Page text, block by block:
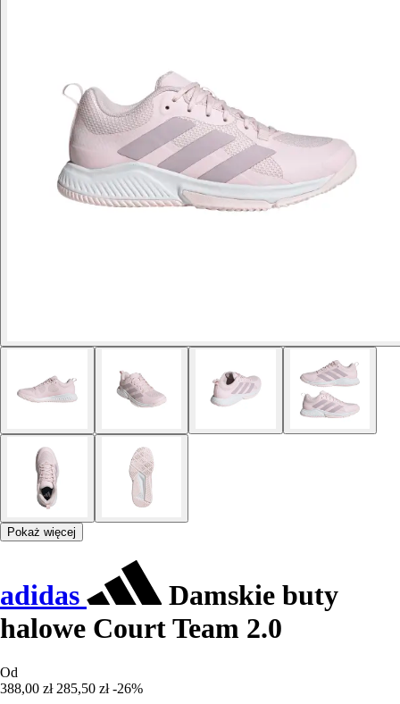
Pokaż więcej
adidas
Damskie buty
halowe Court Team 2.0
Od
388,00 zł 285,50 zł -26%